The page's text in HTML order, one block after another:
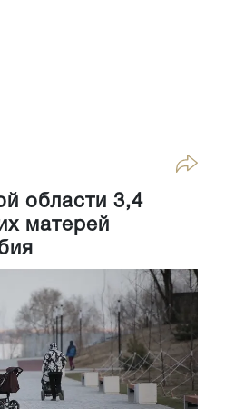
области 3,4
матерей